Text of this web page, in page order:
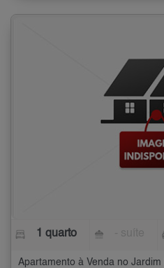
1 quarto
Apartamento à Venda no